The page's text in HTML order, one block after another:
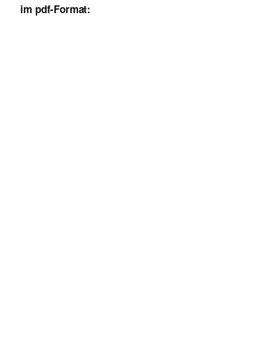
im pdf-Format: